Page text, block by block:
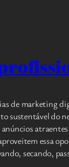
de marketing
sustentável do
atraentes
essa
secando,